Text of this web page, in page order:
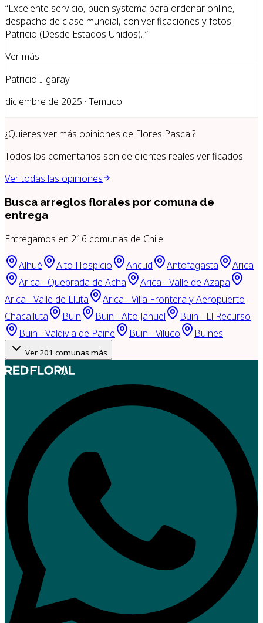
“Excelente servicio, buen systema para ordenar online,
despacho de clase mundial, con verificaciones y fotos.
Patricio (Desde Estados Unidos). ”
Ver más
Patricio Iligaray
diciembre de 2025 · Temuco
¿Quieres ver más opiniones de Flores Pascal?
Todos los comentarios son de clientes reales verificados.
Ver todas las opiniones
Busca arreglos florales por comuna de
entrega
Entregamos en 216 comunas de Chile
Alhué Alto Hospicio Ancud Antofagasta
Arica
Arica - Quebrada de Acha
Arica - Valle de Azapa
Arica - Valle de Lluta
Arica - Villa Frontera y Aeropuerto
Chacalluta
Buin Buin - Alto Jahuel
Buin - El Recurso
Buin - Valdivia de Paine
Buin - Viluco Bulnes
Ver 201 comunas más